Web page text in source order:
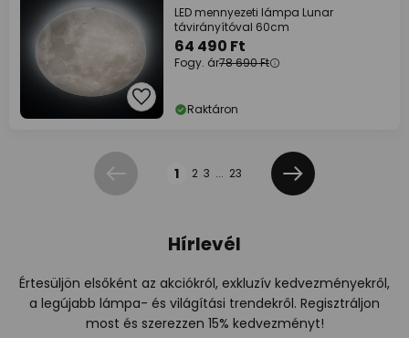
LED mennyezeti lámpa Lunar
távirányítóval 60cm
64 490 Ft
Fogy. ár78 690 Ft
Raktáron
Előző 1 2 3 ... 23
Következő
Hírlevél
Értesüljön elsőként az akciókról, exkluzív kedvezményekről,
a legújabb lámpa- és világítási trendekről. Regisztráljon
most és szerezzen 15% kedvezményt!